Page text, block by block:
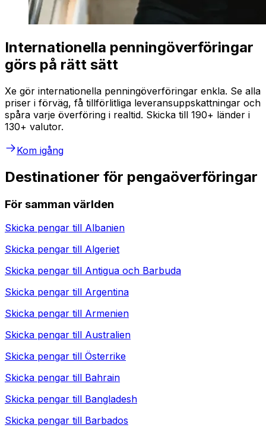
Internationella penningöverföringar
görs på rätt sätt
Xe gör internationella penningöverföringar enkla. Se alla
priser i förväg, få tillförlitliga leveransuppskattningar och
spåra varje överföring i realtid. Skicka till 190+ länder i
130+ valutor.
Kom igång
Destinationer för pengaöverföringar
För samman världen
Skicka pengar till Albanien
Skicka pengar till Algeriet
Skicka pengar till Antigua och Barbuda
Skicka pengar till Argentina
Skicka pengar till Armenien
Skicka pengar till Australien
Skicka pengar till Österrike
Skicka pengar till Bahrain
Skicka pengar till Bangladesh
Skicka pengar till Barbados